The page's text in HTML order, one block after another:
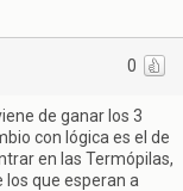
0
de ganar los 3
con lógica es el de
en las Termópilas,
los que esperan a